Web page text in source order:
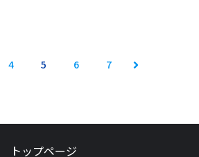
4 5 6 7 Next
トップページ